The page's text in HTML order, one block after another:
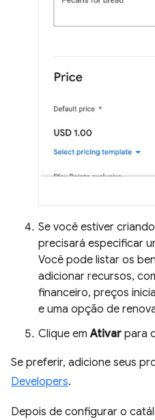
Se você estiver
precisará especificar
Você pode listar os
adicionar recursos,
financeiro, preços
e uma opção de
Clique emAtivar para
Se preferir, adicione seus
Developers.
Depois de configurar o